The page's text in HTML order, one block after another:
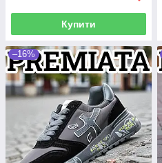
Купити
–16%